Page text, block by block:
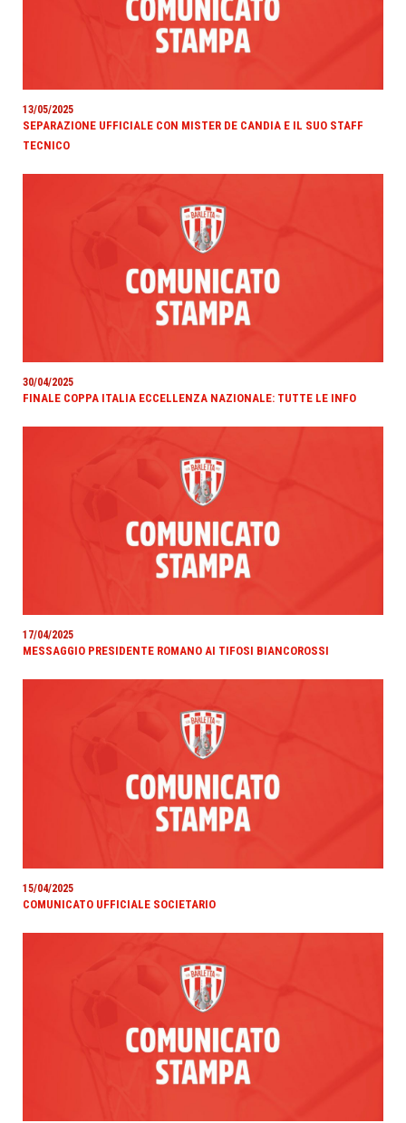
13/05/2025
SEPARAZIONE UFFICIALE CON MISTER DE CANDIA E IL SUO STAFF
TECNICO
30/04/2025
FINALE COPPA ITALIA ECCELLENZA NAZIONALE: TUTTE LE INFO
17/04/2025
MESSAGGIO PRESIDENTE ROMANO AI TIFOSI BIANCOROSSI
15/04/2025
COMUNICATO UFFICIALE SOCIETARIO